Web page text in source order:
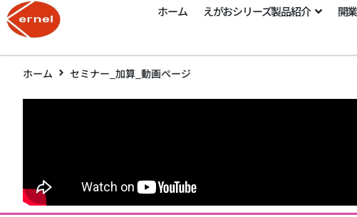
ホーム えがおシリーズ製品紹介 開
ホーム セミナー_加算_動画ページ